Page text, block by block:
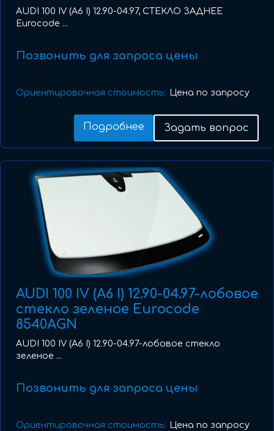
AUDI 100 IV (A6 I) 12.90-04.97, СТЕКЛО ЗАДНЕЕ
Eurocode ...
Позвонить для запроса цены
Ориентировочная стоимость: Цена по запросу
Подробнее Задать вопрос
AUDI 100 IV (A6 I) 12.90-04.97-лобовое
стекло зеленое Eurocode
8540AGN
AUDI 100 IV (A6 I) 12.90-04.97-лобовое стекло
зеленое ...
Позвонить для запроса цены
Ориентировочная стоимость: Цена по запросу